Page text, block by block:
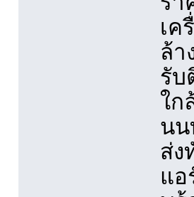
เค
ล้า
รับ
ใก
นน
ส่ง
แอ